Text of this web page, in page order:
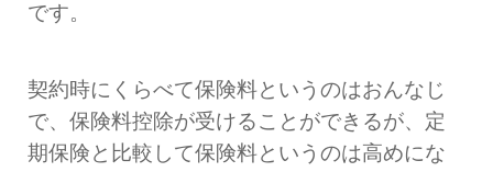
です。
契約時にくらべて保険料というのはおんなじ
で、保険料控除が受けることができるが、定
期保険と比較して保険料というのは高めにな